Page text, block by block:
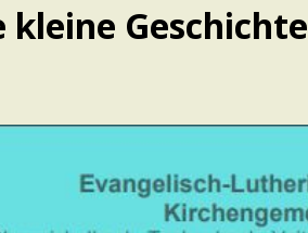
Geschichte